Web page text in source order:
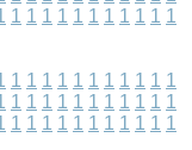
1 1 1 1 1 1 1 1 1 1 1
1 1 1 1 1 1 1 1 1 1 1
1 1 1 1 1 1 1 1 1 1 1
1 1 1 1 1 1 1 1 1 1 1